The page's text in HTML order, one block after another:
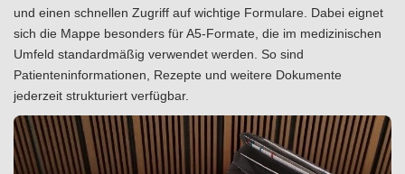
und einen schnellen Zugriff auf wichtige Formulare. Dabei eignet
sich die Mappe besonders für A5-Formate, die im medizinischen
Umfeld standardmäßig verwendet werden. So sind
Patienteninformationen, Rezepte und weitere Dokumente
jederzeit strukturiert verfügbar.